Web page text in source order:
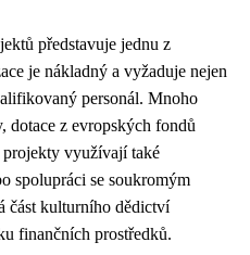
představuje jednu z
je nákladný a vyžaduje nejen
personál. Mnoho
dotace z evropských fondů
projekty využívají také
spolupráci se soukromým
část kulturního dědictví
finančních prostředků.